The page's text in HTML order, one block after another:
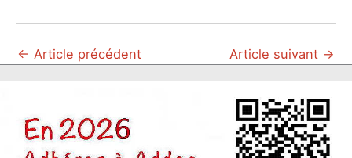
← Article précédent Article suivant →